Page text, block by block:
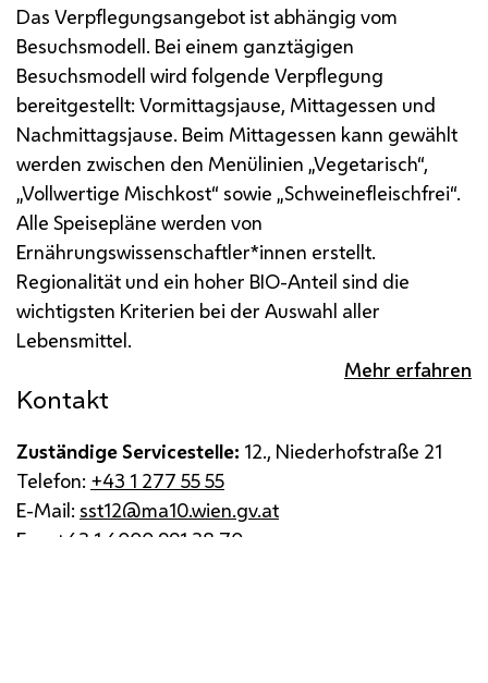
Das Verpflegungsangebot ist abhängig vom
Besuchsmodell. Bei einem ganztägigen
Besuchsmodell wird folgende Verpflegung
bereitgestellt: Vormittagsjause, Mittagessen und
Nachmittagsjause. Beim Mittagessen kann gewählt
werden zwischen den Menülinien „Vegetarisch“,
„Vollwertige Mischkost“ sowie „Schweinefleischfrei“.
Alle Speisepläne werden von
Ernährungswissenschaftler*innen erstellt.
Regionalität und ein hoher BIO-Anteil sind die
wichtigsten Kriterien bei der Auswahl aller
Lebensmittel.
Mehr erfahren
Kontakt
Zuständige Servicestelle: 12., Niederhofstraße 21
Telefon: +43 1 277 55 55
E-Mail: sst12@ma10.wien.gv.at
Fax:
+43 1 4000 991 38 70